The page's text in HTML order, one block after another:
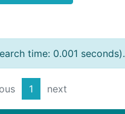
time: 0.001 seconds).
1 next